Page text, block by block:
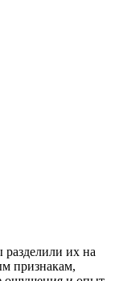
их на
признакам,